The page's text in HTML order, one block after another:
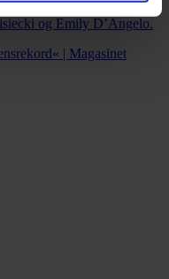
modtager af prisen,
og Emily D’Angelo.